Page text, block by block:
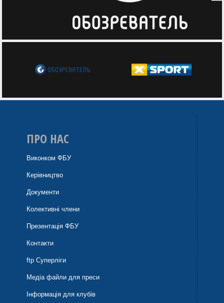
ПРО НАС
Виконком ФБУ
Керівництво
Документи
Колективні члени
Презентація ФБУ
Контакти
ftp Суперліги
Медіа файли для преси
Інформація для клубів